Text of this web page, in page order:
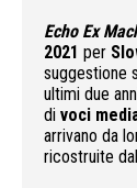
Echo Ex
2021 per
suggestione
ultimi due
di voci
arrivano da
ricostruite